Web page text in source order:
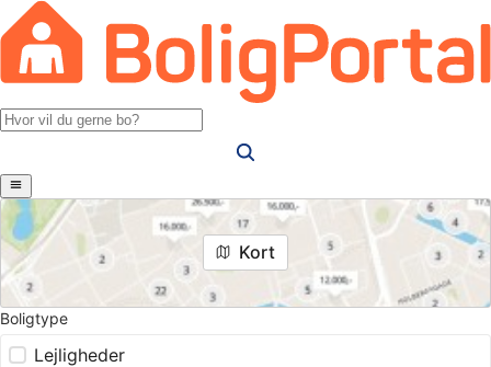
Kort
Boligtype
Lejligheder